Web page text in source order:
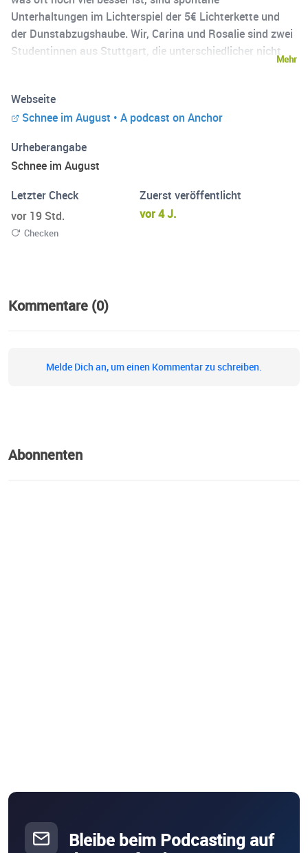
Unterhaltungen im Lichterspiel der 5€ Lichterkette und
der Dunstabzugshaube. Wir, Carina und Rosalie sind zwei
Studentinnen aus Stuttgart, die unterschiedlicher nicht
uns auf Augenhöhe austauschen, zusammen lachen und
voneinander lernen.
Mehr
Webseite
Schnee im August • A podcast on Anchor
Urheberangabe
Schnee im August
Letzter Check
vor 19 Std.
Checken
Zuerst veröffentlicht
vor 4 J.
Kommentare (0)
Melde Dich an, um einen Kommentar zu schreiben.
Abonnenten
Bleibe beim Podcasting auf